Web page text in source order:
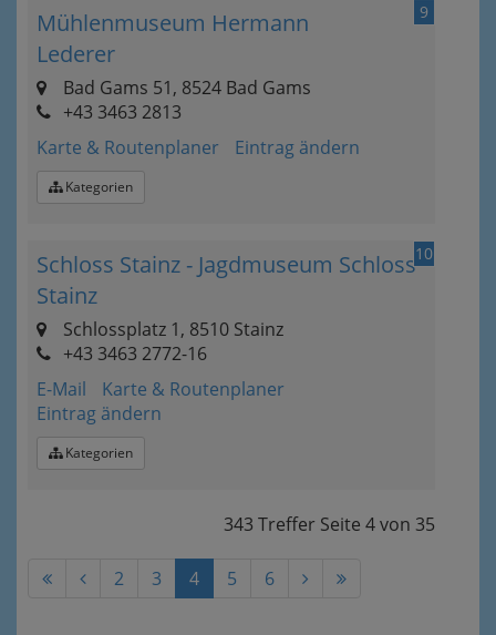
9
Mühlenmuseum Hermann
Lederer
Bad Gams 51, 8524 Bad Gams
+43 3463 2813
Karte & Routenplaner
Eintrag ändern
Kategorien
10
Schloss Stainz - Jagdmuseum Schloss
Stainz
Schlossplatz 1, 8510 Stainz
+43 3463 2772-16
E-Mail
Karte & Routenplaner
Eintrag ändern
Kategorien
343 Treffer Seite 4von 35
2 3 4 5 6